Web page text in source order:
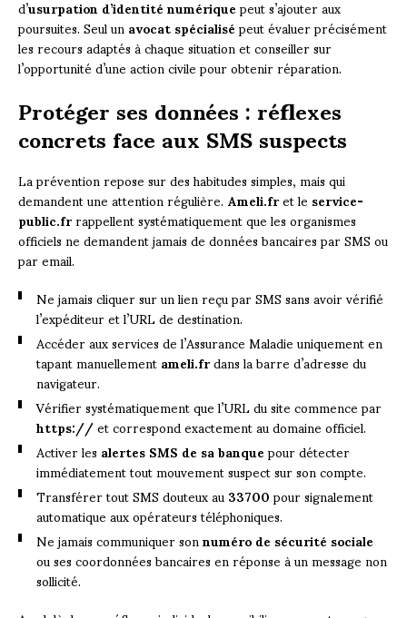
d’usurpation d’identité numériquepeut s’ajouter aux
poursuites. Seul unavocat spécialisépeut évaluer précisément
les recours adaptés à chaque situation et conseiller sur
l’opportunité d’une action civile pour obtenir réparation.
Protéger ses données : réflexes
concrets face aux SMS suspects
La prévention repose sur des habitudes simples, mais qui
demandent une attention régulière.Ameli.fret leservice-
public.frrappellent systématiquement que les organismes
officiels ne demandent jamais de données bancaires par SMS ou
par email.
Ne jamais cliquer sur un lien reçu par SMS sans avoir vérifié
l’expéditeur et l’URL de destination.
Accéder aux services de l’Assurance Maladie uniquement en
tapant manuellementameli.frdans la barre d’adresse du
navigateur.
Vérifier systématiquement que l’URL du site commence par
https://et correspond exactement au domaine officiel.
Activer lesalertes SMS de sa banquepour détecter
immédiatement tout mouvement suspect sur son compte.
Transférer tout SMS douteux au33700pour signalement
automatique aux opérateurs téléphoniques.
Ne jamais communiquer sonnuméro de sécurité sociale
ou ses coordonnées bancaires en réponse à un message non
sollicité.